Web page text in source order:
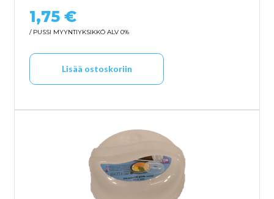
1,75 €
/ PUSSI MYYNTIYKSIKKÖ ALV 0%
Lisää ostoskoriin